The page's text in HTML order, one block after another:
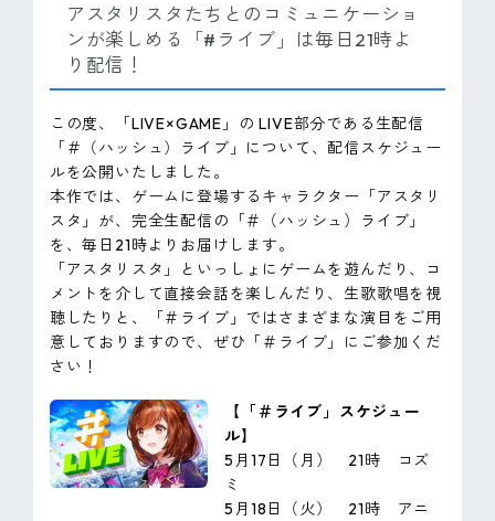
アスタリスタたちとのコミュニケーショ
ンが楽しめる「#ライブ」は毎日21時よ
り配信！
この度、「LIVE×GAME」の LIVE部分である生配信
「＃（ハッシュ）ライブ」について、配信スケジュー
ルを公開いたしました。
本作では、ゲームに登場するキャラクター「アスタリ
スタ」が、完全生配信の「＃（ハッシュ）ライブ」
を、毎日21時よりお届けします。
「アスタリスタ」といっしょにゲームを遊んだり、コ
メントを介して直接会話を楽しんだり、生歌歌唱を視
聴したりと、「＃ライブ」ではさまざまな演目をご用
意しておりますので、ぜひ「＃ライブ」にご参加くだ
さい！
【「＃ライブ」スケジュー
ル】
5月17日（月） 21時 コズ
ミ
5月18日（火） 21時 アニ